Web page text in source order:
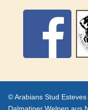
© Arabians Stud